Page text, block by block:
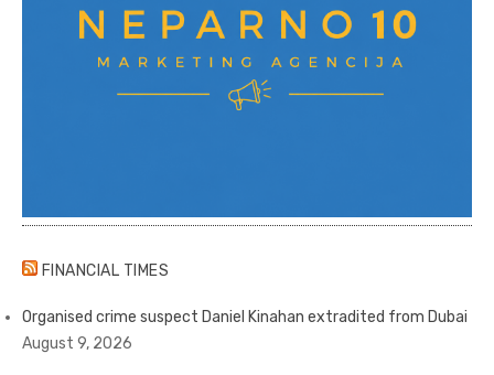
FINANCIAL TIMES
Organised crime suspect Daniel Kinahan extradited from Dubai
August 9, 2026